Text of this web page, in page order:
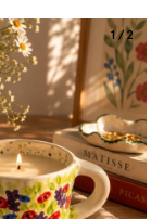
1/2